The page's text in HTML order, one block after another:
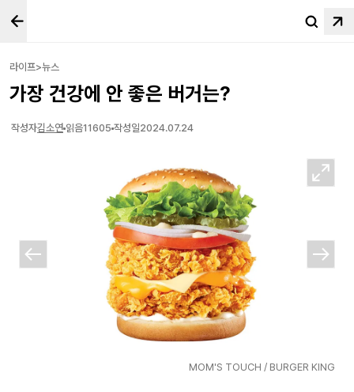
라이프>뉴스
가장 건강에 안 좋은 버거는?
작성자김소연 읽음11605 작성일2024.07.24
MOM'S TOUCH / BURGER KING